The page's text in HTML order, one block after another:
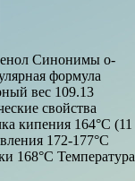
Синонимы о-
формула
вес 109.13
свойства
кипения 164°C (11
172-177°C
168°C Температура